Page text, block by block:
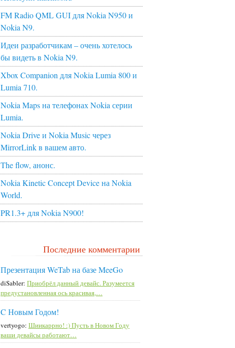
FM Radio QML GUI для Nokia N950 и
Nokia N9.
Идеи разработчикам – очень хотелось
бы видеть в Nokia N9.
Xbox Companion для Nokia Lumia 800 и
Lumia 710.
Nokia Maps на телефонах Nokia серии
Lumia.
Nokia Drive и Nokia Music через
MirrorLink в вашем авто.
The flow, анонс.
Nokia Kinetic Concept Device на Nokia
World.
PR1.3+ для Nokia N900!
Последние комментарии
Презентация WeTab на базе MeeGo
diSabler: Приобрёл данный девайс. Разумеется
предустановленная ось красивая,…
C Новым Годом!
vertyogo: Шиикаррно! :) Пусть в Новом Году
ваши девайсы работают…